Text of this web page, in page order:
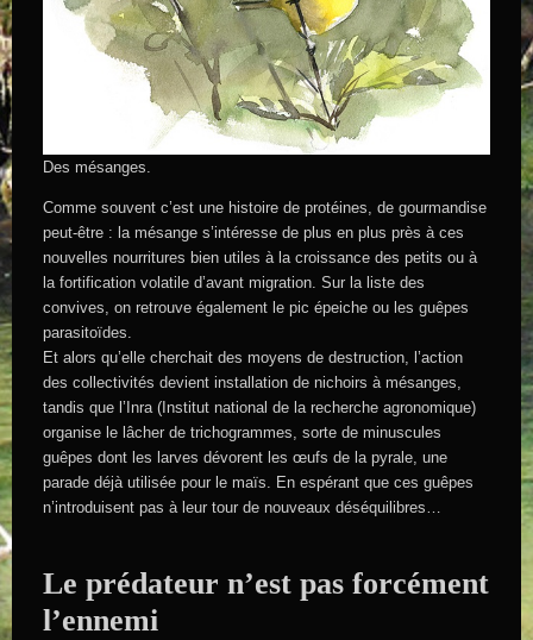
Des mésanges.
Comme souvent c’est une histoire de protéines, de gourmandise
peut-être : la mésange s’intéresse de plus en plus près à ces
nouvelles nourritures bien utiles à la croissance des petits ou à
la fortification volatile d’avant migration. Sur la liste des
convives, on retrouve également le pic épeiche ou les guêpes
parasitoïdes.
Et alors qu’elle cherchait des moyens de destruction, l’action
des collectivités devient installation de nichoirs à mésanges,
tandis que l’Inra (Institut national de la recherche agronomique)
organise le lâcher de trichogrammes, sorte de minuscules
guêpes dont les larves dévorent les œufs de la pyrale, une
parade déjà utilisée pour le maïs. En espérant que ces guêpes
n’introduisent pas à leur tour de nouveaux déséquilibres…
Le prédateur n’est pas forcément
l’ennemi